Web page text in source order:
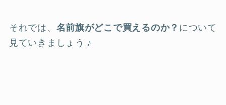
それでは、 名前旗がどこで買えるのか？ について
見ていきましょう ♪